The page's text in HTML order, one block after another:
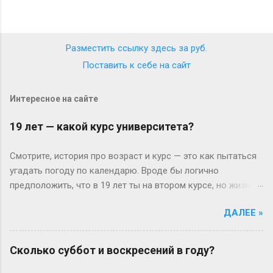
Разместить ссылку здесь за руб.
Поставить к себе на сайт
Интересное на сайте
19 лет — какой курс университета?
Смотрите, история про возраст и курс — это как пытаться
угадать погоду по календарю. Вроде бы логично
предположить, что в 19 лет ты на втором курсе, но жизнь-
без занудства, по-человечески. Когда всё идёт «по плану»
(или нет) В идеальном мире: закончил школу в 17, поступил
— и вот тебе 19, второй курс. Но реальность часто
напоминает автобус, который то опаздывает, то едет не
ДАЛЕЕ »
Сколько суббот и воскресений в году?